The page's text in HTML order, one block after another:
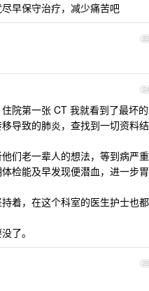
早保守治疗，减少痛苦吧
23
24
院第一张 CT 我就看到了最坏的
导致的肺炎，查找到一切资料结
们老一辈人的想法，等到病严重
检能及早发现便潜血，进一步胃
着，在这个科室的医生护士也都
了。
25